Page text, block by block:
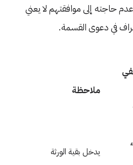
حاجته إلى موافقتهم لا يعني
في دعوى القسمة.
ملاحظة
يدخل بقية الورثة